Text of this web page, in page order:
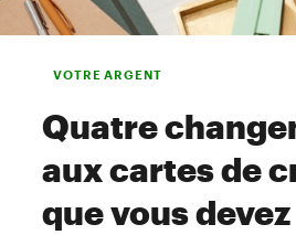
VOTRE ARGENT
Quatre
aux cartes de
que vous devez